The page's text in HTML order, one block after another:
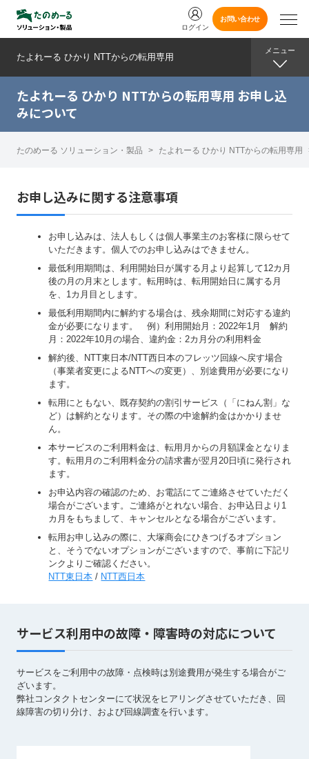
ログイン
お問い合わせ
たよれーる ひかり NTTからの転用専用
メニュー
たよれーる ひかり NTTからの転用専用 お申し込
みについて
たのめーる ソリューション・製品 > たよれーる ひかり NTTからの転用専用
たよれーる ひかり NTTからの転用専用
メニュー
お申し込みに関する注意事項
お申し込みは、法人もしくは個人事業主のお客様に限らせて
いただきます。個人でのお申し込みはできません。
最低利用期間は、利用開始日が属する月より起算して12カ月
後の月の月末とします。転用時は、転用開始日に属する月
を、1カ月目とします。
最低利用期間内に解約する場合は、残余期間に対応する違約
金が必要になります。 例）利用開始月：2022年1月 解約
月：2022年10月の場合、違約金：2カ月分の利用料金
解約後、NTT東日本/NTT西日本のフレッツ回線へ戻す場合
（事業者変更によるNTTへの変更）、別途費用が必要になり
ます。
転用にともない、既存契約の割引サービス（「にねん割」な
ど）は解約となります。その際の中途解約金はかかりませ
ん。
本サービスのご利用料金は、転用月からの月額課金となりま
す。転用月のご利用料金分の請求書が翌月20日頃に発行され
ます。
お申込内容の確認のため、お電話にてご連絡させていただく
場合がございます。ご連絡がとれない場合、お申込日より1
カ月をもちまして、キャンセルとなる場合がございます。
転用お申し込みの際に、大塚商会にひきつげるオプション
と、そうでないオプションがございますので、事前に下記リ
ンクよりご確認ください。
NTT東日本 / NTT西日本
サービス利用中の故障・障害時の対応について
サービスをご利用中の故障・点検時は別途費用が発生する場合がご
ざいます。
弊社コンタクトセンターにて状況をヒアリングさせていただき、回
線障害の切り分け、および回線調査を行います。